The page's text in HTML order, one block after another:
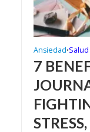
Ansiedad•Salud
7